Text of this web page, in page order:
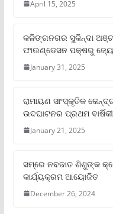
April 15, 2025
କଳିଙ୍ଗନଗର ସୁକିନ୍ଦା
ଫାଉଣ୍ଡେସନ ପକ୍ଷରୁ
January 31, 2025
ରାମାୟଣ ସାଂସ୍କୃତିକ
ଉଦଘାଟନର ପ୍ରଥମ
January 21, 2025
ସମ୍‌ରେ ନବଜାତ ଶିଶୁଙ୍କ
କାର୍ଯ୍ୟକ୍ରମ ଆୟୋଜିତ
December 26, 2024